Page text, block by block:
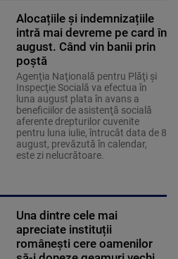
Alocațiile și indemnizațiile
intră mai devreme pe card în
august. Când vin banii prin
poștă
Agenţia Naţională pentru Plăţi şi
Inspecţie Socială va efectua în
luna august plata în avans a
beneficiilor de asistenţă socială
aferente drepturilor cuvenite
pentru luna iulie, întrucât data de 8
august, prevăzută în calendar,
este zi nelucrătoare.
Una dintre cele mai
apreciate instituții
românești cere oamenilor